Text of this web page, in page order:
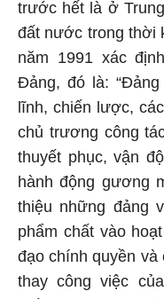
trước hết là ở
đất nước trong thời
năm 1991 xác
Đảng, đó là:
lĩnh, chiến lược,
chủ trương công
thuyết phục, vận
hành động gương
thiệu những đảng
phẩm chất vào
đạo chính quyền và
thay công việc